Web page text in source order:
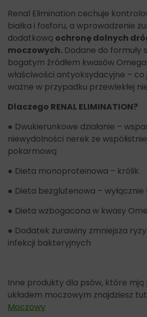
Renal Elimination cechuje
białka i fosforu, a wprowadzenie
dodatkową ochronę dolnych
moczowych. Dodane do formuły
bogatym źródłem kwasów
właściwości antyoksydacyjne –
ważne w przypadku przewlekłej
Dlaczego RENAL ELIMINATION?
● Dwukierunkowe działanie –
niewydolności nerek ze
pokarmową
● Dieta monoproteinowa – królik
● Dieta bezglutenowa – wyłącznie
● Dieta wzbogacona w kwasy
● Dodatek żurawiny zmniejsza
infekcji bakteryjnych
Inne produkty dla psów, które
układem moczowym znajdziesz
Moczowy